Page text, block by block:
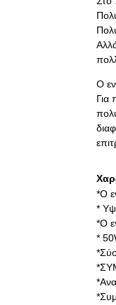
Ο
Για
*Ο
*
*Ο
*